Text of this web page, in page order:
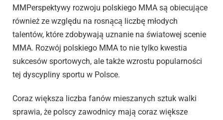
MMPerspektywy rozwoju polskiego MMA są obiecujące
również ze względu na rosnącą liczbę młodych
talentów, które zdobywają uznanie na światowej scenie
MMA. Rozwój polskiego MMA to nie tylko kwestia
sukcesów sportowych, ale także wzrostu popularności
tej dyscypliny sportu w Polsce.
Coraz większa liczba fanów mieszanych sztuk walki
sprawia, że polscy zawodnicy mają coraz większe